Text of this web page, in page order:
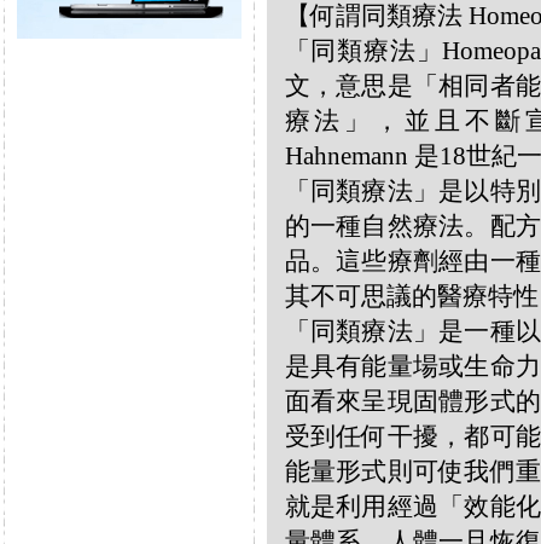
【何謂同類療法
「同類療法」
文，意思是「相同者
療法」，並且不斷
Hahnemann 是18世紀
「同類療法」是以特
的一種自然療法。配
品。這些療劑經由一
其不可思議的醫療特
「同類療法」是一種
是具有能量場或生命
面看來呈現固體形式
受到任何干擾，都可
能量形式則可使我們
就是利用經過「效能